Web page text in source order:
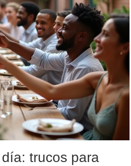
trucos para